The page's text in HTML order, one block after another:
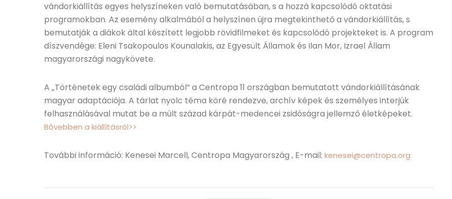
vándorkiállítás egyes helyszíneken való bemutatásában, s a hozzá kapcsolódó oktatási
programokban. Az esemény alkalmából a helyszínen újra megtekinthető a vándorkiállítás, s
bemutatják a diákok által készített legjobb rövidfilmeket és kapcsolódó projekteket is. A program
díszvendége: Eleni Tsakopoulos Kounalakis, az Egyesült Államok és Ilan Mor, Izrael Állam
magyarországi nagykövete.
A „Történetek egy családi albumból” a Centropa 11 országban bemutatott vándorkiállításának
magyar adaptációja. A tárlat nyolc téma köré rendezve, archív képek és személyes interjúk
felhasználásával mutat be a múlt század kárpát-medencei zsidóságra jellemző életképeket.
Bővebben a kiállításról>>
További információ: Kenesei Marcell, Centropa Magyarország , E-mail: kenesei@centropa.org